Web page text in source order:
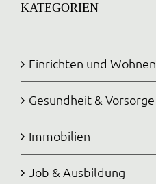
KATEGORIEN
Einrichten und Wohnen
Gesundheit & Vorsorge
Immobilien
Job & Ausbildung